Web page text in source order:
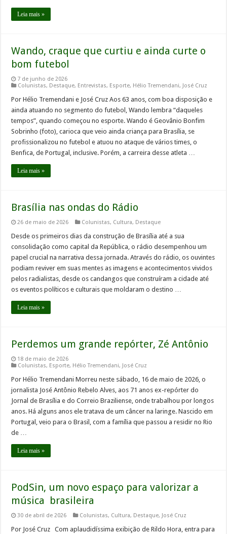
Leia mais »
Wando, craque que curtiu e ainda curte o
bom futebol
7 de junho de 2026
Colunistas, Destaque, Entrevistas, Esporte, Hélio Tremendani, José Cruz
Por Hélio Tremendani e José Cruz Aos 63 anos, com boa disposição e
ainda atuando no segmento do futebol, Wando lembra “daqueles
tempos”, quando começou no esporte. Wando é Geovânio Bonfim
Sobrinho (foto), carioca que veio ainda criança para Brasília, se
profissionalizou no futebol e atuou no ataque de vários times, o
Benfica, de Portugal, inclusive. Porém, a carreira desse atleta …
Leia mais »
Brasília nas ondas do Rádio
26 de maio de 2026 Colunistas, Cultura, Destaque
Desde os primeiros dias da construção de Brasília até a sua
consolidação como capital da República, o rádio desempenhou um
papel crucial na narrativa dessa jornada. Através do rádio, os ouvintes
podiam reviver em suas mentes as imagens e acontecimentos vividos
pelos radialistas, desde os candangos que construíram a cidade até
os eventos políticos e culturais que moldaram o destino …
Leia mais »
Perdemos um grande repórter, Zé Antônio
18 de maio de 2026
Colunistas, Esporte, Hélio Tremendani, José Cruz
Por Hélio Tremendani Morreu neste sábado, 16 de maio de 2026, o
jornalista José Antônio Rebelo Alves, aos 71 anos ex-repórter do
Jornal de Brasília e do Correio Braziliense, onde trabalhou por longos
anos. Há alguns anos ele tratava de um câncer na laringe. Nascido em
Portugal, veio para o Brasil, com a família que passou a residir no Rio
de …
Leia mais »
PodSin, um novo espaço para valorizar a
música brasileira
30 de abril de 2026 Colunistas, Cultura, Destaque, José Cruz
Por José Cruz Com aplaudidíssima exibição de Rildo Hora, entra para